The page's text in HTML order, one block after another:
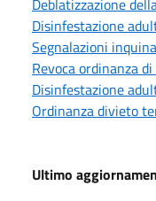
Disinfestazione
Segnalazioni
Revoca ordinanza
Disinfestazione
Ordinanza divieto
Ultimo